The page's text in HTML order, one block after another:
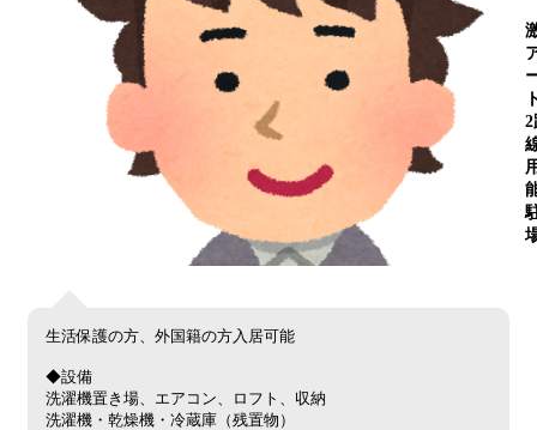
2
生活保護の方、外国籍の方入居可能
◆設備
洗濯機置き場、エアコン、ロフト、収納
洗濯機・乾燥機・冷蔵庫（残置物）